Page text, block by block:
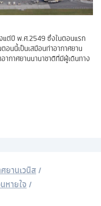
แต่ปี พ.ศ.2549 ซึ่งในตอนแรก
ตอนนี้เป็นเสมือนท่าอากาศยาน
ากาศยานนานาชาติที่มีผู้เดินทาง
ยานเวนิส/
หายใจ /